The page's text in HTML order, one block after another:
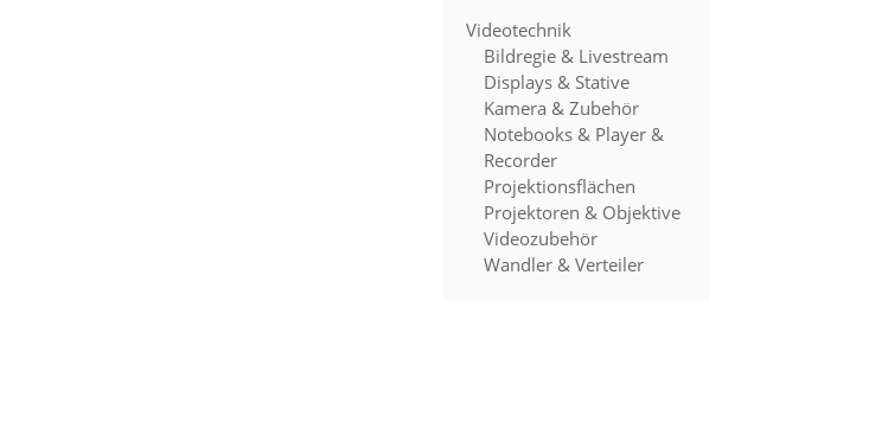
Videotechnik
Bildregie & Livestream
Displays & Stative
Kamera & Zubehör
Notebooks & Player &
Recorder
Projektionsflächen
Projektoren & Objektive
Videozubehör
Wandler & Verteiler